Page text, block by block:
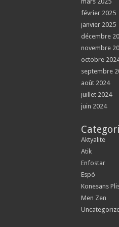
février 2025
janvier 2025
décembre
novembre
octobre
septembre
août 2024
juillet 2024
juin 2024
Aktyalite
Atik
Enfostar
Espò
Konesans
Men Zen